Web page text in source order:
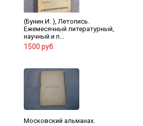
(Бунин И. ), Летопись.
Ежемесячный литературный,
научный и п...
1500 руб.
Московский альманах.